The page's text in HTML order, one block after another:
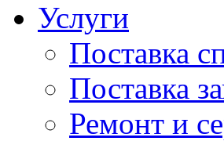
Услуги
Поставка
Поставка
Ремонт и